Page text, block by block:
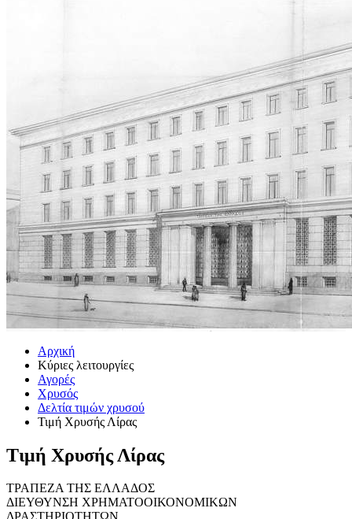
Αρχική
Κύριες λειτουργίες
Αγορές
Χρυσός
Δελτία τιμών χρυσού
Τιμή Χρυσής Λίρας
Τιμή Χρυσής Λίρας
ΤΡΑΠΕΖΑ ΤΗΣ ΕΛΛΑΔΟΣ
ΔΙΕΥΘΥΝΣΗ ΧΡΗΜΑΤΟΟΙΚΟΝΟΜΙΚΩΝ